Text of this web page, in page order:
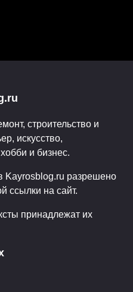
строительство и
искусство,
и бизнес.
Kayrosblog.ru разрешено
ссылки на сайт.
принадлежат их